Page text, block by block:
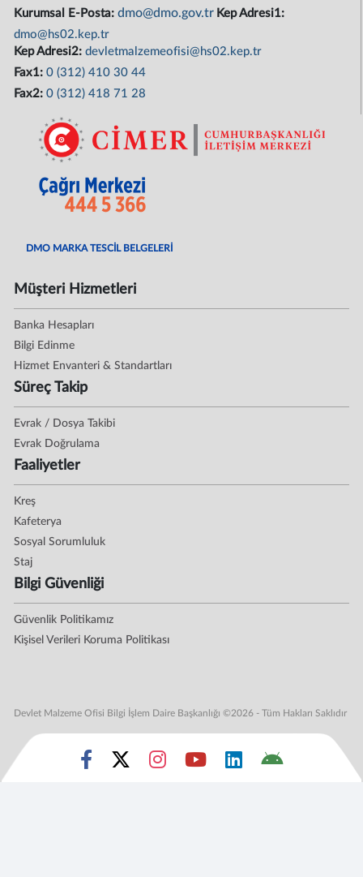
Kurumsal E-Posta:dmo@dmo.gov.tr Kep Adresi1:
dmo@hs02.kep.tr
Kep Adresi2:devletmalzemeofisi@hs02.kep.tr
Fax1:0 (312) 410 30 44
Fax2:0 (312) 418 71 28
DMO MARKA TESCİL BELGELERİ
Müşteri Hizmetleri
Banka Hesapları
Bilgi Edinme
Hizmet Envanteri & Standartları
Süreç Takip
Evrak / Dosya Takibi
Evrak Doğrulama
Faaliyetler
Kreş
Kafeterya
Sosyal Sorumluluk
Staj
Bilgi Güvenliği
Güvenlik Politikamız
Kişisel Verileri Koruma Politikası
Devlet Malzeme Ofisi Bilgi İşlem Daire Başkanlığı ©2026 - Tüm Hakları Saklıdır